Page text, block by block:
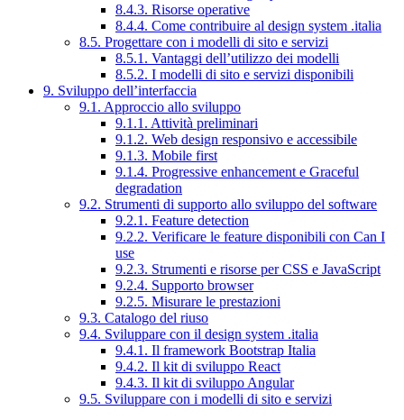
8.4.3. Risorse operative
8.4.4. Come contribuire al design system .italia
8.5. Progettare con i modelli di sito e servizi
8.5.1. Vantaggi dell’utilizzo dei modelli
8.5.2. I modelli di sito e servizi disponibili
9. Sviluppo dell’interfaccia
9.1. Approccio allo sviluppo
9.1.1. Attività preliminari
9.1.2. Web design responsivo e accessibile
9.1.3. Mobile first
9.1.4. Progressive enhancement e Graceful
degradation
9.2. Strumenti di supporto allo sviluppo del software
9.2.1. Feature detection
9.2.2. Verificare le feature disponibili con Can I
use
9.2.3. Strumenti e risorse per CSS e JavaScript
9.2.4. Supporto browser
9.2.5. Misurare le prestazioni
9.3. Catalogo del riuso
9.4. Sviluppare con il design system .italia
9.4.1. Il framework Bootstrap Italia
9.4.2. Il kit di sviluppo React
9.4.3. Il kit di sviluppo Angular
9.5. Sviluppare con i modelli di sito e servizi